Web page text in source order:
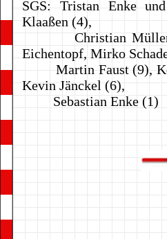
SGS: Tristan Enke
Klaaßen (4),
Christian Müller
Eichentopf, Mirko
Martin Faust (9),
Kevin Jänckel (6),
Sebastian Enke (1)